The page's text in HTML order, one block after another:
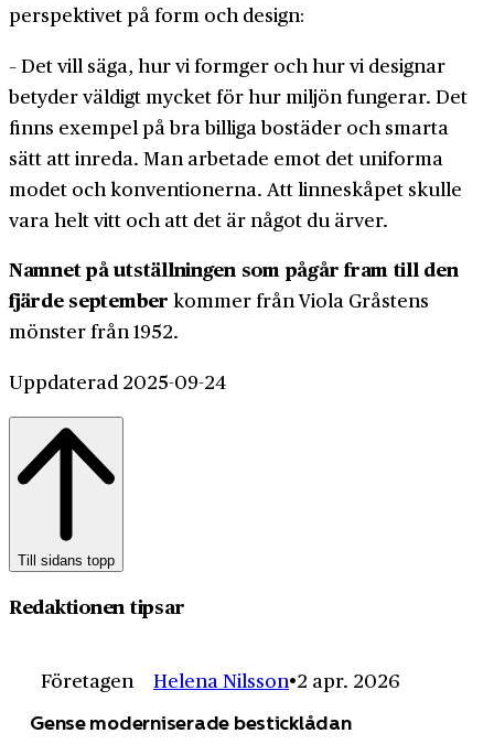
perspektivet på form och design:
– Det vill säga, hur vi formger och hur vi designar
betyder väldigt mycket för hur miljön fungerar. Det
finns exempel på bra billiga bostäder och smarta
sätt att inreda. Man arbetade emot det uniforma
modet och konventionerna. Att linneskåpet skulle
vara helt vitt och att det är något du ärver.
Namnet på utställningen som pågår fram till den
fjärde september kommer från Viola Gråstens
mönster från 1952.
Uppdaterad 2025-09-24
Till sidans topp
Redaktionen tipsar
Företagen Helena Nilsson 2 apr. 2026
Gense moderniserade besticklådan